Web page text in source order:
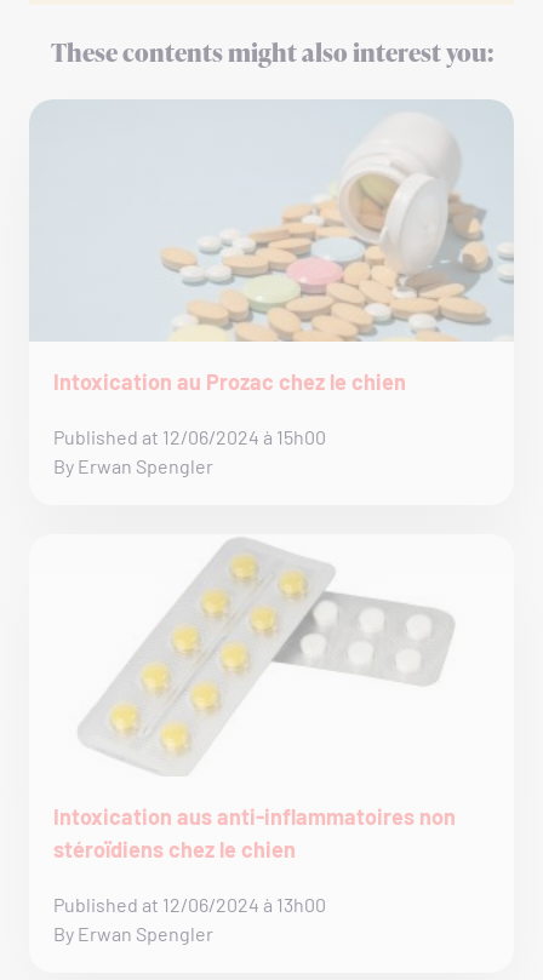
These contents might also interest you:
Intoxication au Prozac chez le chien
Published at 12/06/2024 à 15h00
By Erwan Spengler
Intoxication aus anti-inflammatoires non
stéroïdiens chez le chien
Published at 12/06/2024 à 13h00
By Erwan Spengler